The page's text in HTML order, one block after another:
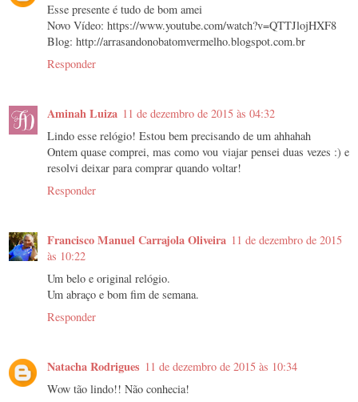
Esse presente é tudo de bom amei
Novo Vídeo: https://www.youtube.com/watch?v=QTTJlojHXF8
Blog: http://arrasandonobatomvermelho.blogspot.com.br
Responder
Aminah Luiza 11 de dezembro de 2015 às 04:32
Lindo esse relógio! Estou bem precisando de um ahhahah
Ontem quase comprei, mas como vou viajar pensei duas vezes :) e
resolvi deixar para comprar quando voltar!
Responder
Francisco Manuel Carrajola Oliveira 11 de dezembro de 2015
às 10:22
Um belo e original relógio.
Um abraço e bom fim de semana.
Responder
Natacha Rodrigues 11 de dezembro de 2015 às 10:34
Wow tão lindo!! Não conhecia!